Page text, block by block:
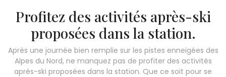
Profitez des activités après-ski
proposées dans la station.
Après une journée bien remplie sur les pistes enneigées des
Alpes du Nord, ne manquez pas de profiter des activités
après-ski proposées dans la station. Que ce soit pour se